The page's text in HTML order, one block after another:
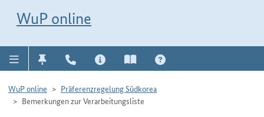
WuP online
WuP online
Präferenzregelung Südkorea
Bemerkungen zur Verarbeitungsliste